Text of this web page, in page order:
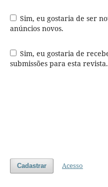
Sim, eu gostaria de ser notificado(a) de publicações e
anúncios novos.
Sim, eu gostaria de receber solicitações para avaliar
submissões para esta revista.
Cadastrar Acesso